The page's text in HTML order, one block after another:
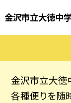
金沢市立大徳中
金沢市立大徳
各種便りを随